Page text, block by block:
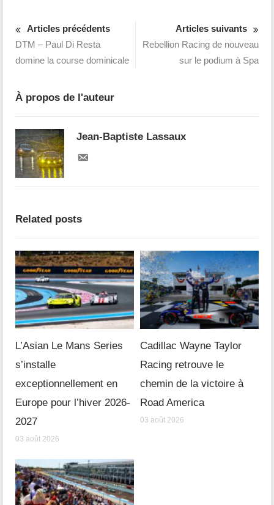
Articles précédents
DTM – Paul Di Resta
domine la course dominicale
Articles suivants
Rebellion Racing de nouveau
sur le podium à Spa
À propos de l'auteur
Jean-Baptiste Lassaux
Related posts
L’Asian Le Mans Series
s’installe
exceptionnellement en
Europe pour l’hiver 2026-
2027
03 août 2026
Cadillac Wayne Taylor
Racing retrouve le
chemin de la victoire à
Road America
03 août 2026